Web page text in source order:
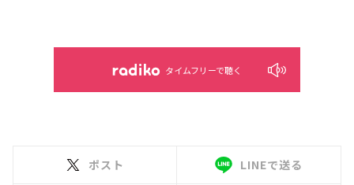
タイムフリーで聴く
ポスト LINEで送る